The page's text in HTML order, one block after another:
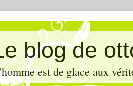
blog de
est de glace aux